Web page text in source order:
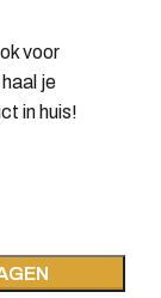
voor
je
in huis!